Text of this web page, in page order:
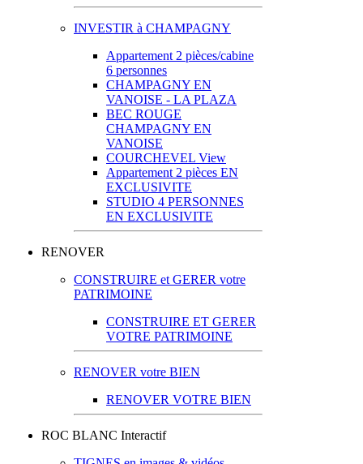
INVESTIR à CHAMPAGNY
Appartement 2 pièces/cabine
6 personnes
CHAMPAGNY EN
VANOISE - LA PLAZA
BEC ROUGE
CHAMPAGNY EN
VANOISE
COURCHEVEL View
Appartement 2 pièces EN
EXCLUSIVITE
STUDIO 4 PERSONNES
EN EXCLUSIVITE
RENOVER
CONSTRUIRE et GERER votre
PATRIMOINE
CONSTRUIRE ET GERER
VOTRE PATRIMOINE
RENOVER votre BIEN
RENOVER VOTRE BIEN
ROC BLANC Interactif